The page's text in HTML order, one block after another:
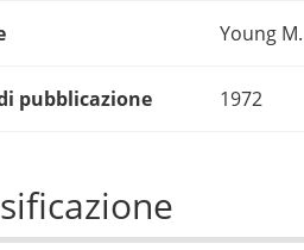
Young M.
pubblicazione 1972